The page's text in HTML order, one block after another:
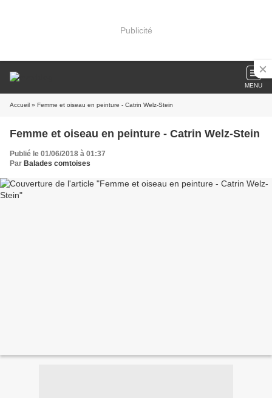
Publicité
MENU
Accueil » Femme et oiseau en peinture - Catrin Welz-Stein
Femme et oiseau en peinture - Catrin Welz-Stein
Publié le 01/06/2018 à 01:37
Par Balades comtoises